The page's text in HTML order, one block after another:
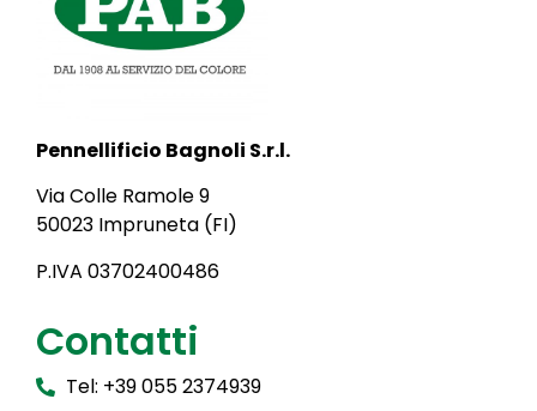
Pennellificio Bagnoli S.r.l.
Via Colle Ramole 9
50023 Impruneta (FI)
P.IVA 03702400486
Contatti
Tel: +39 055 2374939